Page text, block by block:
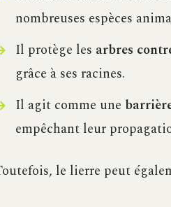
nombreuses espèces
Il protège les arbres
grâce à ses racines.
Il agit comme une
empêchant leur
le lierre peut